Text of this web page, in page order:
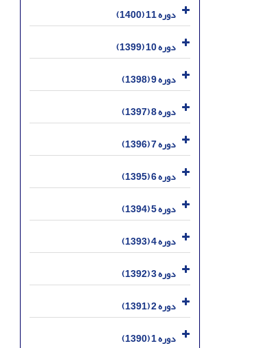
دوره 11 (1400)
دوره 10 (1399)
دوره 9 (1398)
دوره 8 (1397)
دوره 7 (1396)
دوره 6 (1395)
دوره 5 (1394)
دوره 4 (1393)
دوره 3 (1392)
دوره 2 (1391)
دوره 1 (1390)